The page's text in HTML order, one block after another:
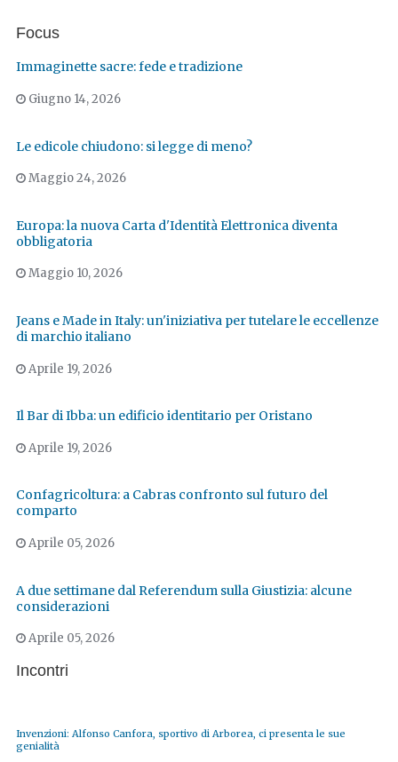
Focus
Immaginette sacre: fede e tradizione
Giugno 14, 2026
Le edicole chiudono: si legge di meno?
Maggio 24, 2026
Europa: la nuova Carta d'Identità Elettronica diventa
obbligatoria
Maggio 10, 2026
Jeans e Made in Italy: un'iniziativa per tutelare le eccellenze
di marchio italiano
Aprile 19, 2026
Il Bar di Ibba: un edificio identitario per Oristano
Aprile 19, 2026
Confagricoltura: a Cabras confronto sul futuro del
comparto
Aprile 05, 2026
A due settimane dal Referendum sulla Giustizia: alcune
considerazioni
Aprile 05, 2026
Incontri
Invenzioni: Alfonso Canfora, sportivo di Arborea, ci presenta le sue
genialità